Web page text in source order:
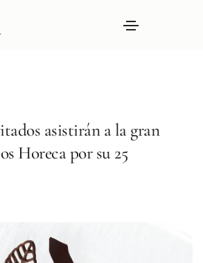
asistirán a la gran
Horeca por su 25